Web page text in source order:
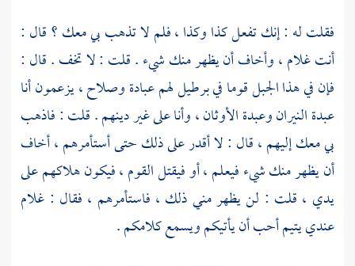
فقلت له : إنك تفعل كذا وكذا ، فلم لا تذهب بي معك ؟ قال :
أنت غلام ، وأخاف أن يظهر منك شيء . قلت : لا تخف . قال :
فإن في هذا الجبل قوما في برطيل لهم عبادة وصلاح ، يزعمون أنا
عبدة النيران وعبدة الأوثان ، وأنا على غير دينهم . قلت : فاذهب
بي معك إليهم ، قال : لا أقدر على ذلك حتى أستأمرهم ، أخاف
أن يظهر منك شيء فيعلم ، أو فيقتل القوم ، فيكون هلاكهم على
يدي ، قلت : لن يظهر مني ذلك ، فاستأمرهم ، فقال : غلام
عندي يتيم أحب أن يأتيكم ويسمع كلامكم .